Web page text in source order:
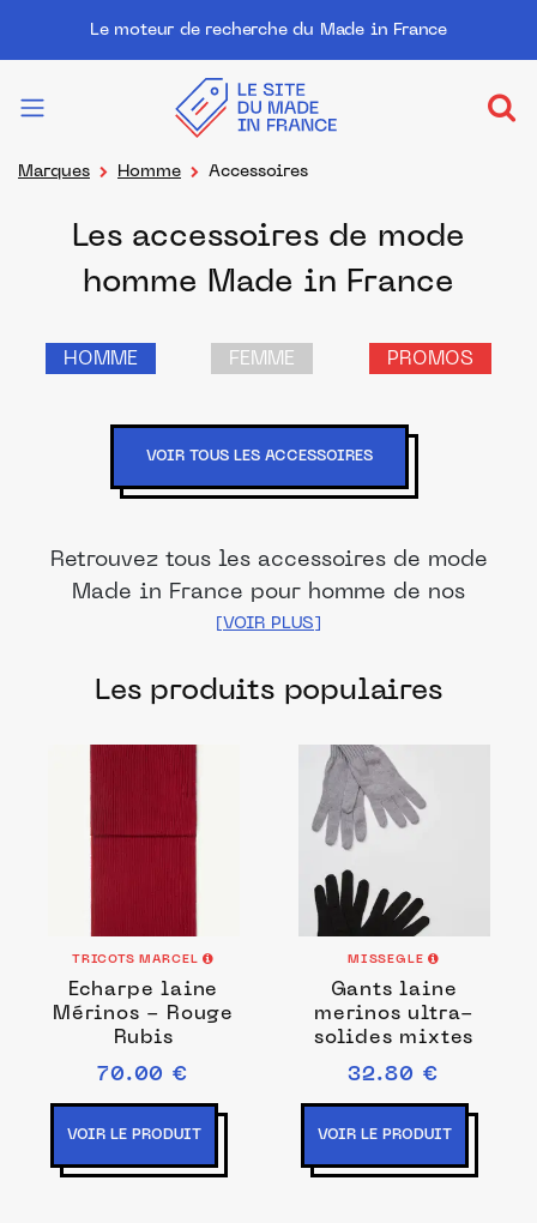
Le moteur de recherche du Made in France
Marques Homme Accessoires
Les accessoires de mode
homme Made in France
HOMME FEMME PROMOS
VOIR TOUS LES ACCESSOIRES
Retrouvez tous les accessoires de mode
Made in France pour homme de nos
marques et distributeurs partenaires. Des
ateliers et manufactures français pour
Les produits populaires
TRICOTS MARCEL
Echarpe laine
Mérinos - Rouge
Rubis
70.00 €
VOIR LE PRODUIT
MISSEGLE
Gants laine
merinos ultra-
solides mixtes
32.80 €
VOIR LE PRODUIT